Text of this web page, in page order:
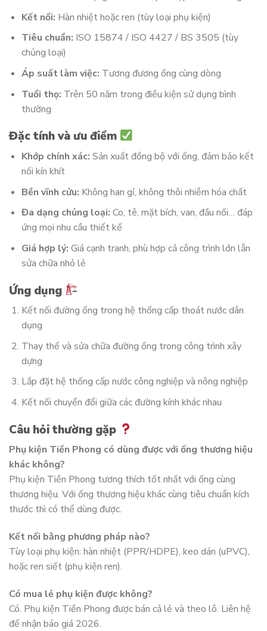
Kết nối: Hàn nhiệt hoặc ren (tùy loại phụ kiện)
Tiêu chuẩn: ISO 15874 / ISO 4427 / BS 3505 (tùy
chủng loại)
Áp suất làm việc: Tương đương ống cùng dòng
Tuổi thọ: Trên 50 năm trong điều kiện sử dụng bình
thường
Đặc tính và ưu điểm
Khớp chính xác: Sản xuất đồng bộ với ống, đảm bảo kết
nối kín khít
Bền vĩnh cửu: Không han gỉ, không thôi nhiễm hóa chất
Đa dạng chủng loại: Co, tê, mặt bích, van, đầu nối… đáp
ứng mọi nhu cầu thiết kế
Giá hợp lý: Giá cạnh tranh, phù hợp cả công trình lớn lẫn
sửa chữa nhỏ lẻ
Ứng dụng
Kết nối đường ống trong hệ thống cấp thoát nước dân
dụng
Thay thế và sửa chữa đường ống trong công trình xây
dựng
Lắp đặt hệ thống cấp nước công nghiệp và nông nghiệp
Kết nối chuyển đổi giữa các đường kính khác nhau
Câu hỏi thường gặp
Phụ kiện Tiền Phong có dùng được với ống thương hiệu
khác không?
Phụ kiện Tiền Phong tương thích tốt nhất với ống cùng
thương hiệu. Với ống thương hiệu khác cùng tiêu chuẩn kích
thước thì có thể dùng được.
Kết nối bằng phương pháp nào?
Tùy loại phụ kiện: hàn nhiệt (PPR/HDPE), keo dán (uPVC),
hoặc ren siết (phụ kiện ren).
Có mua lẻ phụ kiện được không?
Có. Phụ kiện Tiền Phong được bán cả lẻ và theo lô. Liên hệ
để nhận báo giá 2026.